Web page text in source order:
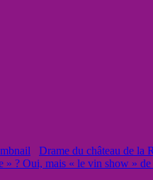
Drame du château de la
» ? Oui, mais « le vin show »